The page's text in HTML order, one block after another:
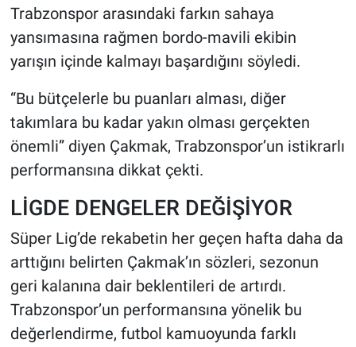
Trabzonspor arasındaki farkın sahaya
yansımasına rağmen bordo-mavili ekibin
yarışın içinde kalmayı başardığını söyledi.
“Bu bütçelerle bu puanları alması, diğer
takımlara bu kadar yakın olması gerçekten
önemli” diyen Çakmak, Trabzonspor’un istikrarlı
performansına dikkat çekti.
LİGDE DENGELER DEĞİŞİYOR
Süper Lig’de rekabetin her geçen hafta daha da
arttığını belirten Çakmak’ın sözleri, sezonun
geri kalanına dair beklentileri de artırdı.
Trabzonspor’un performansına yönelik bu
değerlendirme, futbol kamuoyunda farklı